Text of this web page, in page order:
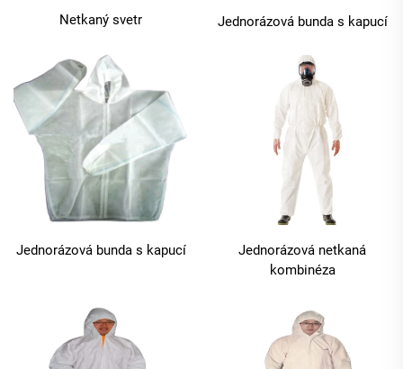
Netkaný svetr Jednorázová bunda s kapucí
Jednorázová bunda s kapucí
Jednorázová netkaná
kombinéza